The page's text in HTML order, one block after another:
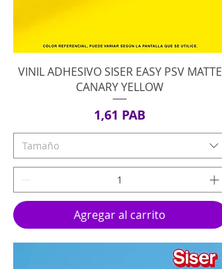
Vista rápida
VINIL ADHESIVO SISER EASY PSV MATTE
CANARY YELLOW
Precio
1,61 PAB
Tamaño
Agregar al carrito